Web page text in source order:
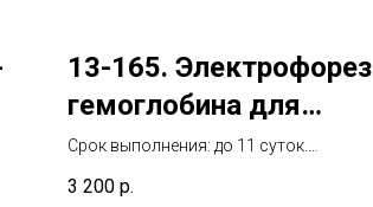
13-165. Электрофорез
гемоглобина для
диагностики
гемоглобинопатий
Срок выполнения: до 11 суток.
взятия биоматериала
3 200 р.